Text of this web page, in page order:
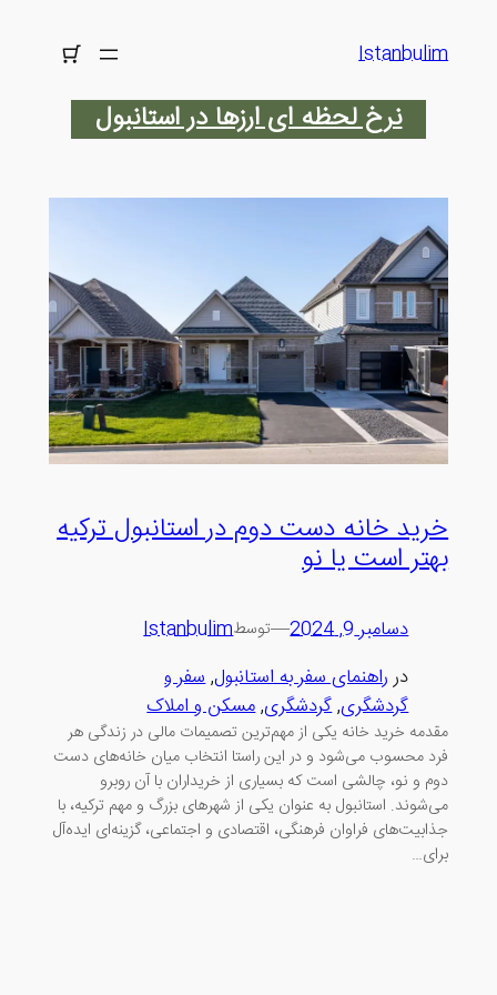
Istanbulim
نرخ لحظه ای ارزها در استانبول
خرید خانه دست دوم در استانبول ترکیه
بهتر است یا نو
دسامبر 9, 2024 —توسطIstanbulim
در راهنمای سفر به استانبول, سفر و
گردشگری, گردشگری, مسکن و املاک
مقدمه خرید خانه یکی از مهم‌ترین تصمیمات مالی در زندگی هر
فرد محسوب می‌شود و در این راستا انتخاب میان خانه‌های دست
دوم و نو، چالشی است که بسیاری از خریداران با آن روبرو
می‌شوند. استانبول به عنوان یکی از شهرهای بزرگ و مهم ترکیه، با
جذابیت‌های فراوان فرهنگی، اقتصادی و اجتماعی، گزینه‌ای ایده‌آل
برای…